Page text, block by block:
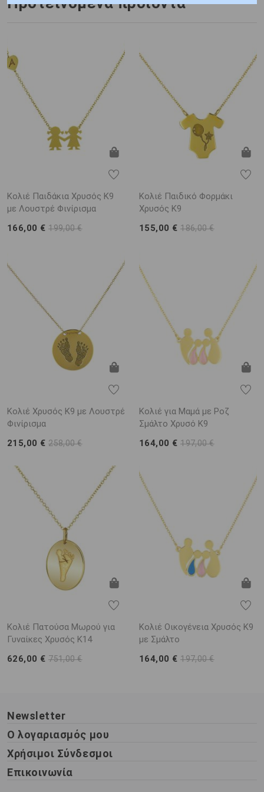
Κολιέ Παιδάκια Χρυσός Κ9
με Λουστρέ Φινίρισμα
166,00 €199,00 €
Κολιέ Παιδικό Φορμάκι
Χρυσός Κ9
155,00 €186,00 €
Κολιέ Χρυσός Κ9 με Λουστρέ
Φινίρισμα
215,00 €258,00 €
Κολιέ για Μαμά με Ροζ
Σμάλτο Χρυσό K9
164,00 €197,00 €
Κολιέ Πατούσα Μωρού για
Γυναίκες Χρυσός K14
626,00 €751,00 €
Κολιέ Οικογένεια Χρυσός Κ9
με Σμάλτο
164,00 €197,00 €
Newsletter
Ο λογαριασμός μου
Χρήσιμοι Σύνδεσμοι
Επικοινωνία